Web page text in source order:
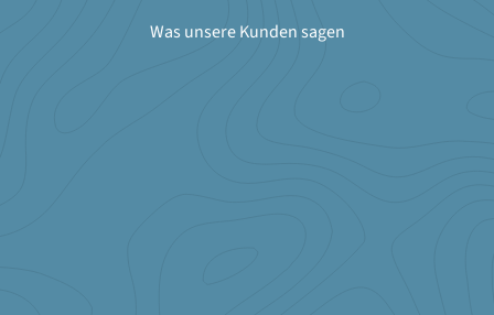
Was unsere Kunden sagen